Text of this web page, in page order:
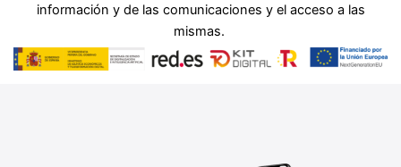
información y de las comunicaciones y el acceso a las
mismas.